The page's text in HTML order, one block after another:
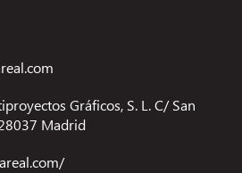
Gráficos, S. L. C/ San
Madrid